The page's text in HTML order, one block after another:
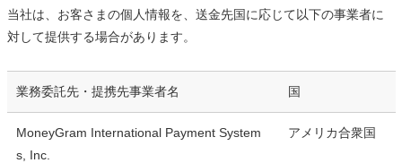
当社は、お客さまの個人情報を、送金先国に応じて以下の事業者に
対して提供する場合があります。
業務委託先・提携先事業者名 国
MoneyGram International Payment System
s, Inc.
アメリカ合衆国